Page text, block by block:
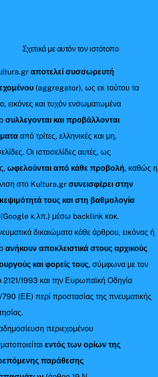
Σχετικά με αυτόν τον ιστότοπο
αποτελεί συσσωρευτή
(aggregator), ως εκ τούτου τα
εικόνες και τυχόν ενσωματωμένα
συλλεγονται και προβάλλονται
από τρίτες, ελληνικές και μη,
Οι ιστοσελίδες αυτές, ως
ωφελούνται από κάθε προβολή, καθώς η
στο Kultura.gr συνεισφέρει στην
τους και στη βαθμολογία
(Google κ.λπ.) μέσω backlink κοκ.
δικαιώματα κάθε άρθρου, εικόνας ή
ανήκουν αποκλειστικά στους αρχικούς
και φορείς τους, σύμφωνα με τον
1993 και την Ευρωπαϊκή Οδηγία
(ΕΕ) περί προστασίας της πνευματικής
περιεχομένου
εντός των ορίων της
παράθεσης